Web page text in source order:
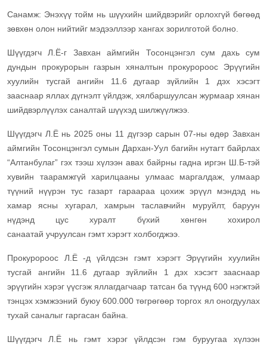
Санамж: Энэхүү тойм нь шүүхийн шийдвэрийг орлохгүй бөгөөд
зөвхөн олон нийтийг мэдээллээр хангах зорилготой болно.
Шүүгдэгч Л.Ё-г Завхан аймгийн Тосонцэнгэл сум дахь сум
дундын прокурорын газрын хяналтын прокуророос Эрүүгийн
хуулийн тусгай ангийн 11.6 дугаар зүйлийн 1 дэх хэсэгт
зааснаар яллах дүгнэлт үйлдэж, хялбаршуулсан журмаар хянан
шийдвэрлүүлэх саналтай шүүхэд шилжүүлжээ.
Шүүгдэгч Л.Ё нь 2025 оны 11 дүгээр сарын 07-ны өдөр Завхан
аймгийн Тосонцэнгэл сумын Дархан-Уул багийн нутагт байрлах
“Алтанбулаг” гэх тээш хүлээн авах байрны гадна иргэн Ш.Б-тэй
хувийн таарамжгүй харилцааны улмаас маргалдаж, улмаар
түүний нүүрэн тус газарт гараараа цохиж эрүүл мэндэд нь
хамар ясны хугарал, хамрын таславчийн муруйлт, баруун
нүдэнд цус хуралт бүхий хөнгөн хохирол
санаатай учруулсан гэмт хэрэгт холбогджээ.
Прокуророос Л.Ё -д үйлдсэн гэмт хэрэгт Эрүүгийн хуулийн
тусгай ангийн 11.6 дугаар зүйлийн 1 дэх хэсэгт зааснаар
эрүүгийн хэрэг үүсгэж яллагдагчаар татсан ба түүнд 600 нэгжтэй
тэнцэх хэмжээний буюу 600.000 төгрөгөөр торгох ял оногдуулах
тухай саналыг гаргасан байна.
Шүүгдэгч Л.Ё нь гэмт хэрэг үйлдсэн гэм буруугаа хүлээн